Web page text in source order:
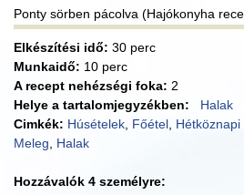
Ponty sörben pácolva (Hajókonyha
Elkészítési idő: 30 perc
Munkaidő: 10 perc
A recept nehézségi foka: 2
Helye a tartalomjegyzékben:
Halak
Cimkék: Húsételek Főétel Hétköznapi
Meleg
Halak
Hozzávalók 4 személyre: